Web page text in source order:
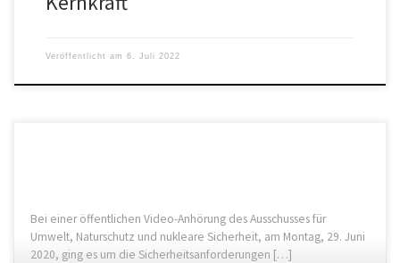
Veröffentlicht am 6. Juli 2022
Bei einer öffentlichen Video-Anhörung des Ausschusses für
Umwelt, Naturschutz und nukleare Sicherheit, am Montag, 29. Juni
2020, ging es um die Sicherheitsanforderungen […]